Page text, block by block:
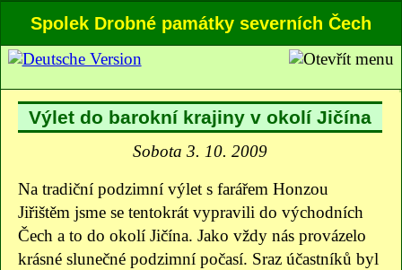
Spolek Drobné památky severních Čech
Výlet do barokní krajiny v okolí Jičína
Sobota 3. 10. 2009
Na tradiční podzimní výlet s farářem Honzou
Jiřištěm jsme se tentokrát vypravili do východních
Čech a to do okolí Jičína. Jako vždy nás provázelo
krásné slunečné podzimní počasí. Sraz účastníků byl